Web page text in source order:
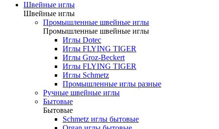
Швейные иглы
Швейные иглы
Промышленные швейные иглы
Промышленные швейные иглы
Иглы Dotec
Иглы FLYING TIGER
Иглы Groz-Beckert
Иглы FLYING TIGER
Иглы Schmetz
Промышленные иглы разные
Ручные швейные иглы
Бытовые
Бытовые
Schmetz иглы бытовые